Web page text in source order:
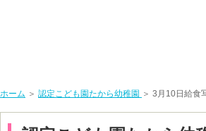
ホーム ＞ 認定こども園たから幼稚園 ＞ 3月10日給食